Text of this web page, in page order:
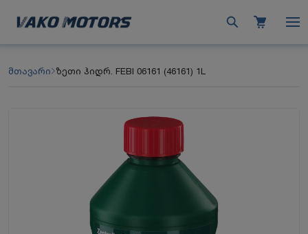
მთავარი ზეთი ჰიდრ. FEBI 06161 (46161) 1L